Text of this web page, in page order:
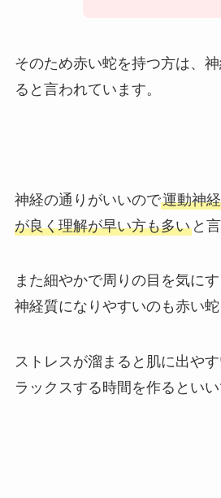
そのため赤い蛇を持つ方は、
ると言われています。
神経の通りがいいので運動神
が良く理解が早い方も多いと
また細やかで周りの目を気にす
神経質になりやすいのも赤い蛇
ストレスが溜まると肌に出や
ラックスする時間を作るといい